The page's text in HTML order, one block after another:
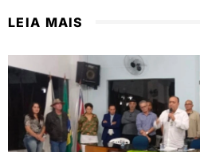
LEIA MAIS